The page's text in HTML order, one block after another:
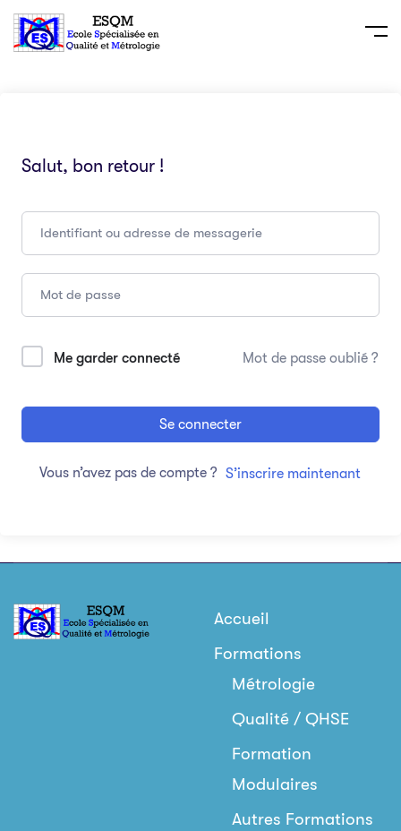
Salut, bon retour !
Me garder connecté Mot de passe oublié ?
Se connecter
Vous n’avez pas de compte ? S’inscrire maintenant
Accueil
Formations
Métrologie
Qualité / QHSE
Formation
Modulaires
Autres Formations